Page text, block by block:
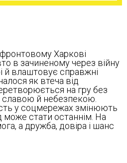
Харкові
в зачиненому через війну
й влаштовує справжні
як втеча від
на гру без
славою й небезпекою.
у соцмережах змінюють
може стати останнім. На
а дружба, довіра і шанс